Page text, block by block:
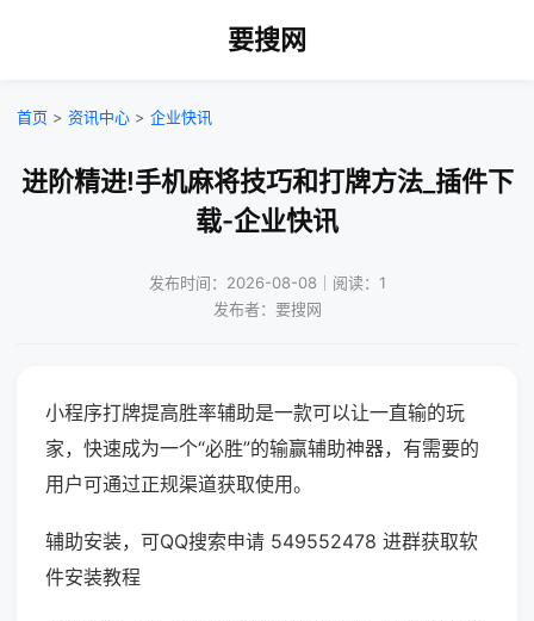
要搜网
首页 > 资讯中心 > 企业快讯
进阶精进!手机麻将技巧和打牌方法_插件下
载-企业快讯
发布时间：2026-08-08｜阅读：1
发布者：要搜网
小程序打牌提高胜率辅助是一款可以让一直输的玩
家，快速成为一个“必胜”的输赢辅助神器，有需要的
用户可通过正规渠道获取使用。
辅助安装，可QQ搜索申请 549552478 进群获取软
件安装教程